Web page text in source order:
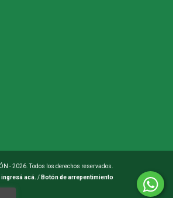
- 2026. Todos los derechos reservados.
ingresá acá. / Botón de arrepentimiento